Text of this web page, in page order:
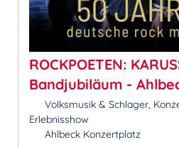
ROCKPOETEN:
Bandjubiläum -
Volksmusik & Schlager,
Erlebnisshow
Ahlbeck Konzertplatz